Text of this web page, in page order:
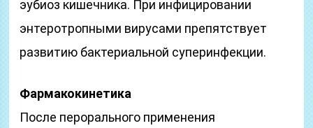
эубиоз кишечника. При инфицировании
энтеротропными вирусами препятствует
развитию бактериальной суперинфекции.
Фармакокинетика
После перорального применения